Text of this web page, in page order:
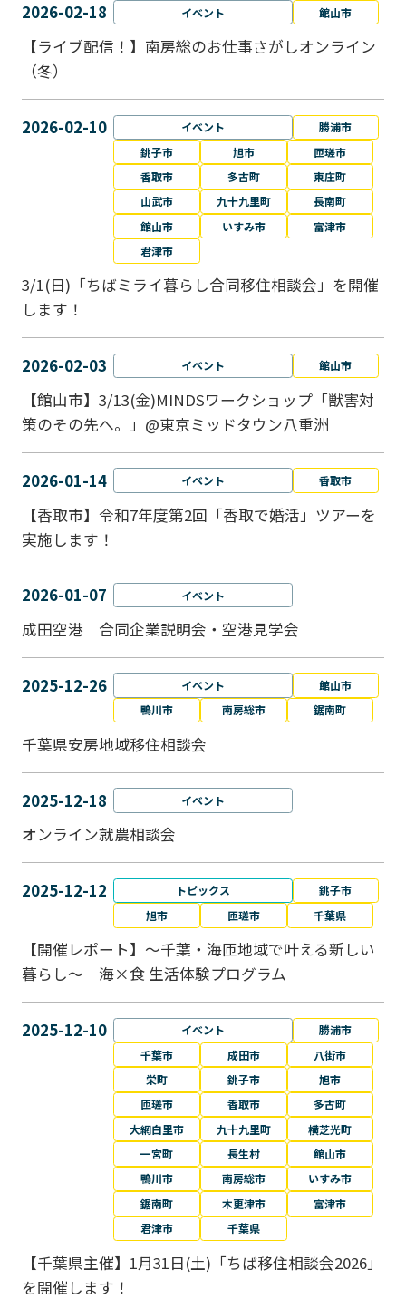
2026-02-18 イベント 館山市
【ライブ配信！】南房総のお仕事さがしオンライン
（冬）
2026-02-10 イベント
勝浦市
銚子市
旭市
匝瑳市
香取市
多古町
東庄町
山武市
九十九里町
長南町
館山市
いすみ市
富津市
君津市
3/1(日)「ちばミライ暮らし合同移住相談会」を開催
します！
2026-02-03 イベント 館山市
【館山市】3/13(金)MINDSワークショップ「獣害対
策のその先へ。」@東京ミッドタウン八重洲
2026-01-14 イベント 香取市
【香取市】令和7年度第2回「香取で婚活」ツアーを
実施します！
2026-01-07 イベント
成田空港 合同企業説明会・空港見学会
2025-12-26 イベント
館山市
鴨川市
南房総市 鋸南町
千葉県安房地域移住相談会
2025-12-18 イベント
オンライン就農相談会
2025-12-12 トピックス
銚子市
旭市
匝瑳市 千葉県
【開催レポート】～千葉・海匝地域で叶える新しい
暮らし～ 海×食 生活体験プログラム
2025-12-10 イベント
勝浦市
千葉市
成田市
八街市
栄町
銚子市
旭市
匝瑳市
香取市
多古町
大網白里市
九十九里町
横芝光町
一宮町
長生村
館山市
鴨川市
南房総市
いすみ市
鋸南町
木更津市
富津市
君津市
千葉県
【千葉県主催】1月31日(土)「ちば移住相談会2026」
を開催します！